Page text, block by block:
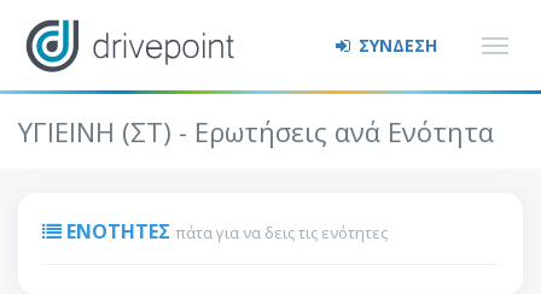
ΣΥΝΔΕΣΗ
ΥΓΙΕΙΝΗ (ΣΤ) - Ερωτήσεις ανά Ενότητα
ΕΝΌΤΗΤΕΣ πάτα για να δεις τις ενότητες